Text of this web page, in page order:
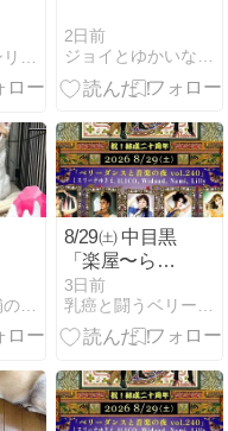
犬カフェ オンリーわん
2日前
ジョイとゆかいな仲間たち
とらちゃん本舗のブログ
8/29㈯ 中目黒
「楽屋〜らく
や〜」
3日前
乳癌と闘うベリーダンサー ミスリーナゆきえ